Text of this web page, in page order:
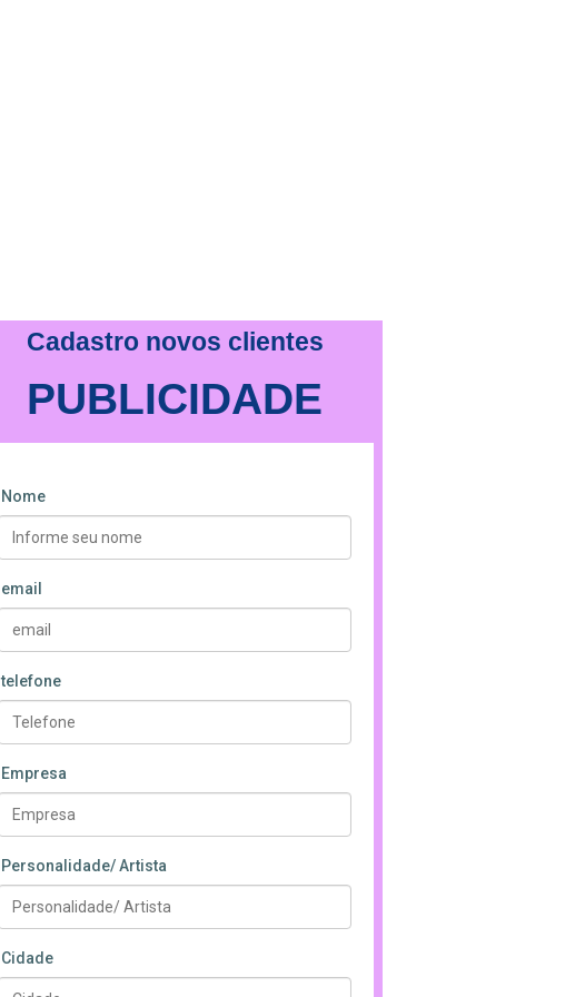
Cadastro novos clientes
PUBLICIDADE
Nome
email
telefone
Empresa
Personalidade/ Artista
Cidade